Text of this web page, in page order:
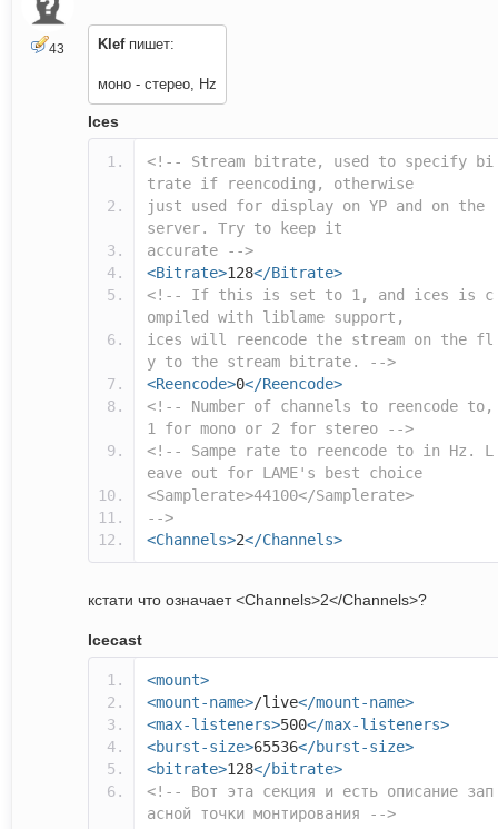
43 Klefпишет:
моно - стерео, Hz
Ices
<!-- Stream bitrate, used to specify bi
trate if reencoding, otherwise
just used for display on YP and on the
server. Try to keep it
accurate -->
<Bitrate>128</Bitrate>
<!-- If this is set to 1, and ices is c
ompiled with liblame support,
ices will reencode the stream on the fl
y to the stream bitrate. -->
<Reencode>0</Reencode>
<!-- Number of channels to reencode to,
1 for mono or 2 for stereo -->
<!-- Sampe rate to reencode to in Hz. L
eave out for LAME's best choice
<Samplerate>44100</Samplerate>
-->
<Channels>2</Channels>
кстати что означает <Channels>2</Channels>?
Icecast
<mount>
<mount-name>/live</mount-name>
<max-listeners>500</max-listeners>
<burst-size>65536</burst-size>
<bitrate>128</bitrate>
<!-- Вот эта секция и есть описание зап
асной точки монтирования -->